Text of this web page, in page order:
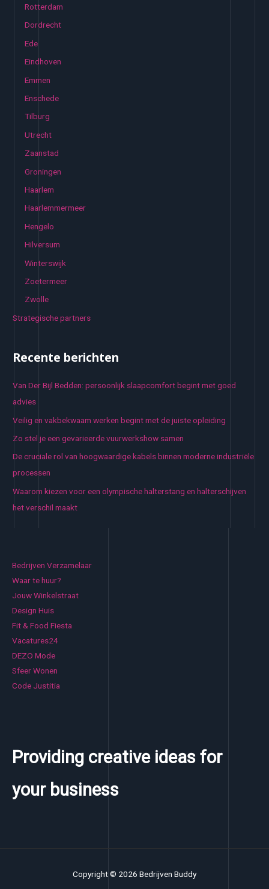
Rotterdam
Dordrecht
Ede
Eindhoven
Emmen
Enschede
Tilburg
Utrecht
Zaanstad
Groningen
Haarlem
Haarlemmermeer
Hengelo
Hilversum
Winterswijk
Zoetermeer
Zwolle
Strategische partners
Recente berichten
Van Der Bijl Bedden: persoonlijk slaapcomfort begint met goed
advies
Veilig en vakbekwaam werken begint met de juiste opleiding
Zo stel je een gevarieerde vuurwerkshow samen
De cruciale rol van hoogwaardige kabels binnen moderne industriële
processen
Waarom kiezen voor een olympische halterstang en halterschijven
het verschil maakt
Bedrijven Verzamelaar
Waar te huur?
Jouw Winkelstraat
Design Huis
Fit & Food Fiesta
Vacatures24
DEZO Mode
Sfeer Wonen
Code Justitia
Providing creative ideas for
your business
Copyright © 2026 Bedrijven Buddy